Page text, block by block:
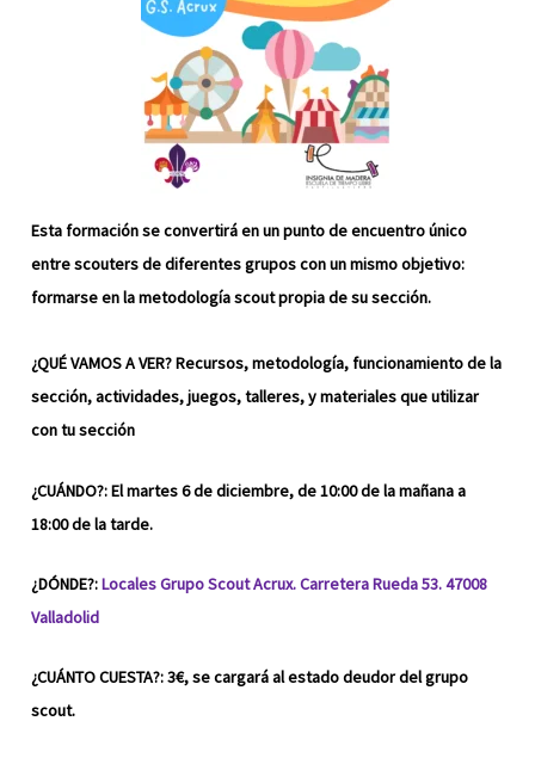
Esta formación se convertirá en un punto de encuentro único
entre scouters de diferentes grupos con un mismo objetivo:
formarse en la metodología scout propia de su sección.
¿QUÉ VAMOS A VER? Recursos, metodología, funcionamiento de la
sección, actividades, juegos, talleres, y materiales que utilizar
con tu sección
¿CUÁNDO?: El martes 6 de diciembre, de 10:00 de la mañana a
18:00 de la tarde.
¿DÓNDE?:Locales Grupo Scout Acrux. Carretera Rueda 53. 47008
Valladolid
¿CUÁNTO CUESTA?: 3€, se cargará al estado deudor del grupo
scout.